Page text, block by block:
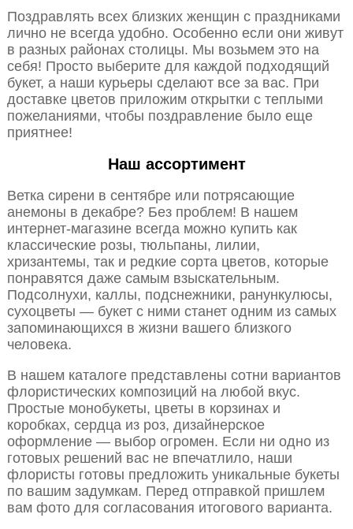
Поздравлять всех близких женщин с праздниками
лично не всегда удобно. Особенно если они живут
в разных районах столицы. Мы возьмем это на
себя! Просто выберите для каждой подходящий
букет, а наши курьеры сделают все за вас. При
доставке цветов приложим открытки с теплыми
пожеланиями, чтобы поздравление было еще
приятнее!
Наш ассортимент
Ветка сирени в сентябре или потрясающие
анемоны в декабре? Без проблем! В нашем
интернет-магазине всегда можно купить как
классические розы, тюльпаны, лилии,
хризантемы, так и редкие сорта цветов, которые
понравятся даже самым взыскательным.
Подсолнухи, каллы, подснежники, ранункулюсы,
сухоцветы — букет с ними станет одним из самых
запоминающихся в жизни вашего близкого
человека.
В нашем каталоге представлены сотни вариантов
флористических композиций на любой вкус.
Простые монобукеты, цветы в корзинах и
коробках, сердца из роз, дизайнерское
оформление — выбор огромен. Если ни одно из
готовых решений вас не впечатлило, наши
флористы готовы предложить уникальные букеты
по вашим задумкам. Перед отправкой пришлем
вам фото для согласования итогового варианта.